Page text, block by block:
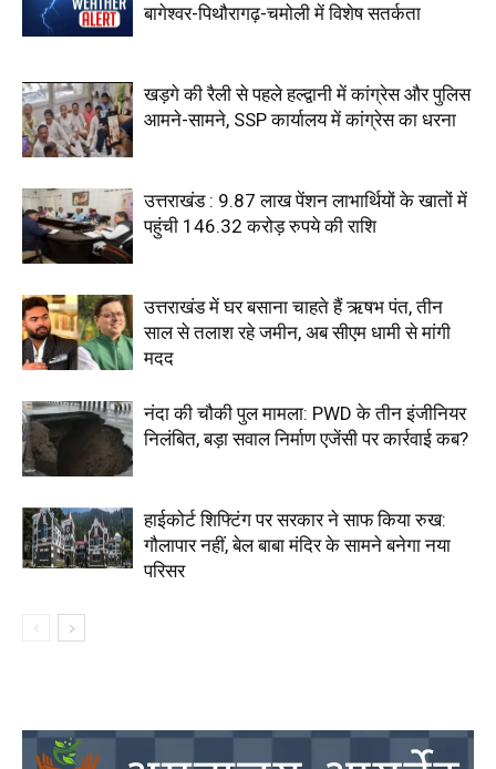
बागेश्वर-पिथौरागढ़-चमोली में विशेष सतर्कता
खड़गे की रैली से पहले हल्द्वानी में कांग्रेस और पुलिस
आमने-सामने, SSP कार्यालय में कांग्रेस का धरना
उत्तराखंड : 9.87 लाख पेंशन लाभार्थियों के खातों में
पहुंची 146.32 करोड़ रुपये की राशि
उत्तराखंड में घर बसाना चाहते हैं ऋषभ पंत, तीन
साल से तलाश रहे जमीन, अब सीएम धामी से मांगी
मदद
नंदा की चौकी पुल मामला: PWD के तीन इंजीनियर
निलंबित, बड़ा सवाल निर्माण एजेंसी पर कार्रवाई कब?
हाईकोर्ट शिफ्टिंग पर सरकार ने साफ किया रुख:
गौलापार नहीं, बेल बाबा मंदिर के सामने बनेगा नया
परिसर